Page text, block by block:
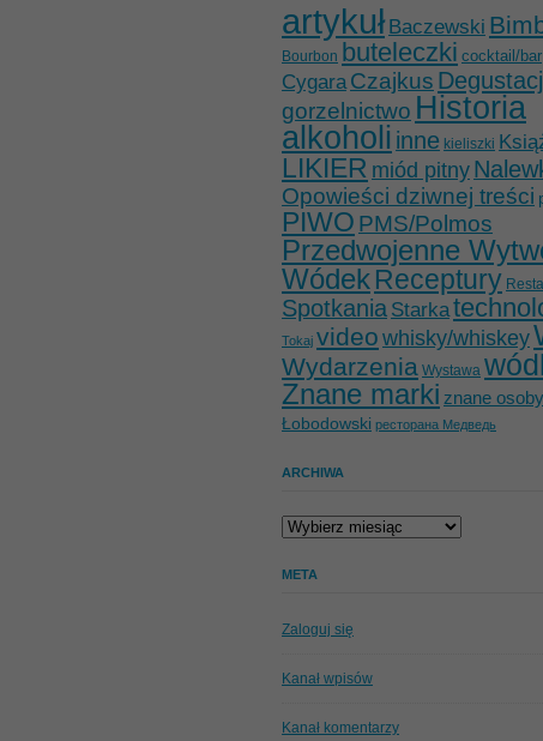
artykuł Baczewski
Bourbon buteleczki cocktail/bar
Cygara Czajkus
gorzelnictwo Historia
alkoholi inne kieliszki
LIKIER miód pitny
Opowieści dziwnej treści
PIWO PMS/Polmos
Przedwojenne
WódekReceptury
Spotkania Starka
Tokaj videowhisky/whiskey
Wydarzenia Wystawa
Znane marki znane osoby
Łobodowski ресторана Медведь
ARCHIWA
Archiwa
META
Zaloguj się
Kanał wpisów
Kanał komentarzy